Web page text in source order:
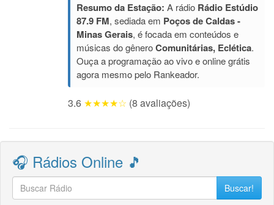
Resumo da Estação: A rádio Rádio Estúdio
87.9 FM, sediada em Poços de Caldas -
Minas Gerais, é focada em conteúdos e
músicas do gêneroComunitárias, Eclética.
Ouça a programação ao vivo e online grátis
agora mesmo pelo Rankeador.
3.6 ★★★★☆ (8 avaliações)
🎧 Rádios Online 🎵
Buscar!